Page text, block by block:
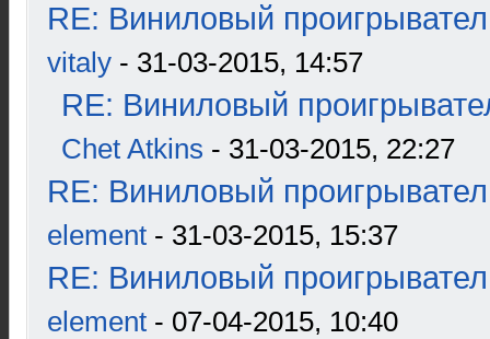
RE: Виниловый
vitaly - 31-03-2015, 14:57
RE: Виниловый
Chet Atkins - 31-03-2015, 22:27
RE: Виниловый
element - 31-03-2015, 15:37
RE: Виниловый
element - 07-04-2015, 10:40